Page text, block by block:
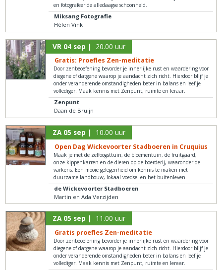
en fotografeer de alledaagse schoonheid.
Miksang Fotografie
Hèlen Vink
VR 04 sep | 20.00 uur
Gratis: Proefles Zen-meditatie
Door zenbeoefening bevorder je innerlijke rust en waardering voor
diegene of datgene waarop je aandacht zich richt. Hierdoor blijf je
onder veranderende omstandigheden beter in balans en leef je
vollediger. Maak kennis met Zenpunt, ruimte en leraar.
Zenpunt
Daan de Bruijn
ZA 05 sep | 10.00 uur
Open Dag Wickevoorter Stadboeren in Cruquius
Maak je met de zelfoogsttuin, de bloementuin, de fruitgaard,
onze kippenkarren en de dieren op de boerderij, waaronder de
varkens. Een mooie gelegenheid om kennis te maken met
duurzame landbouw, lokaal voedsel en het buitenleven.
de Wickevoorter Stadboeren
Martin en Ada Verzijden
ZA 05 sep | 11.00 uur
Gratis proefles Zen-meditatie
Door zenbeoefening bevorder je innerlijke rust en waardering voor
diegene of datgene waarop je aandacht zich richt. Hierdoor blijf je
onder veranderende omstandigheden beter in balans en leef je
vollediger. Maak kennis met Zenpunt, ruimte en leraar.